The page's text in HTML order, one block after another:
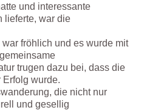
und interessante
lieferte, war die
fröhlich und es wurde mit
trugen dazu bei, dass die
wurde.
die nicht nur
und gesellig